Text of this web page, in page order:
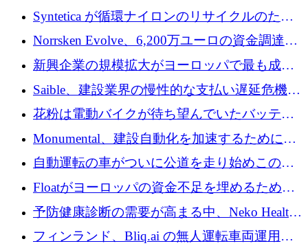
して140万ドルを確保
Syntetica が循環ナイロンのリサイクルのため
にシリーズ A で 3,000 万ドルを調達
Norrsken Evolve、6,200万ユーロの資金調達
後、アムステルダムに根を張る
新興企業の規模拡大がヨーロッパで最も成功
した創業者を生み出す、アントラー氏が発見
Saible、建設業界の慢性的な支払い遅延危機に
対処するために 290 万ポンドを調達
花粉は電動バイクが待ち望んでいたバッテリ
ー交換ネットワークを構築している
Monumental、建設自動化を加速するためにシ
リーズ B で 3,200 万ドルを確保
自動運転の車がついに公道を走り始めこの国
が世界をリードしようとしている
Floatがヨーロッパの資金不足を埋めるために
シリーズAで450万ユーロを調達
予防健康診断の需要が高まる中、Neko Health
が 7 億ドルを調達
フィンランド、Bliq.ai の無人運転車両運用を